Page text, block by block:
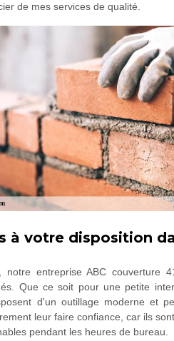
de mes services de qualité.
à votre disposition
entreprise ABC couverture
Que ce soit pour une petite
d'un outillage moderne et
leur faire confiance, car ils
pendant les heures de bureau.